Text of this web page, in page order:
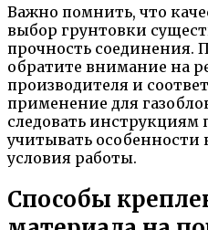
Важно помнить, что
выбор грунтовки
прочность соединения.
обратите внимание на
производителя и
применение для
следовать
учитывать
условия работы.
Способы